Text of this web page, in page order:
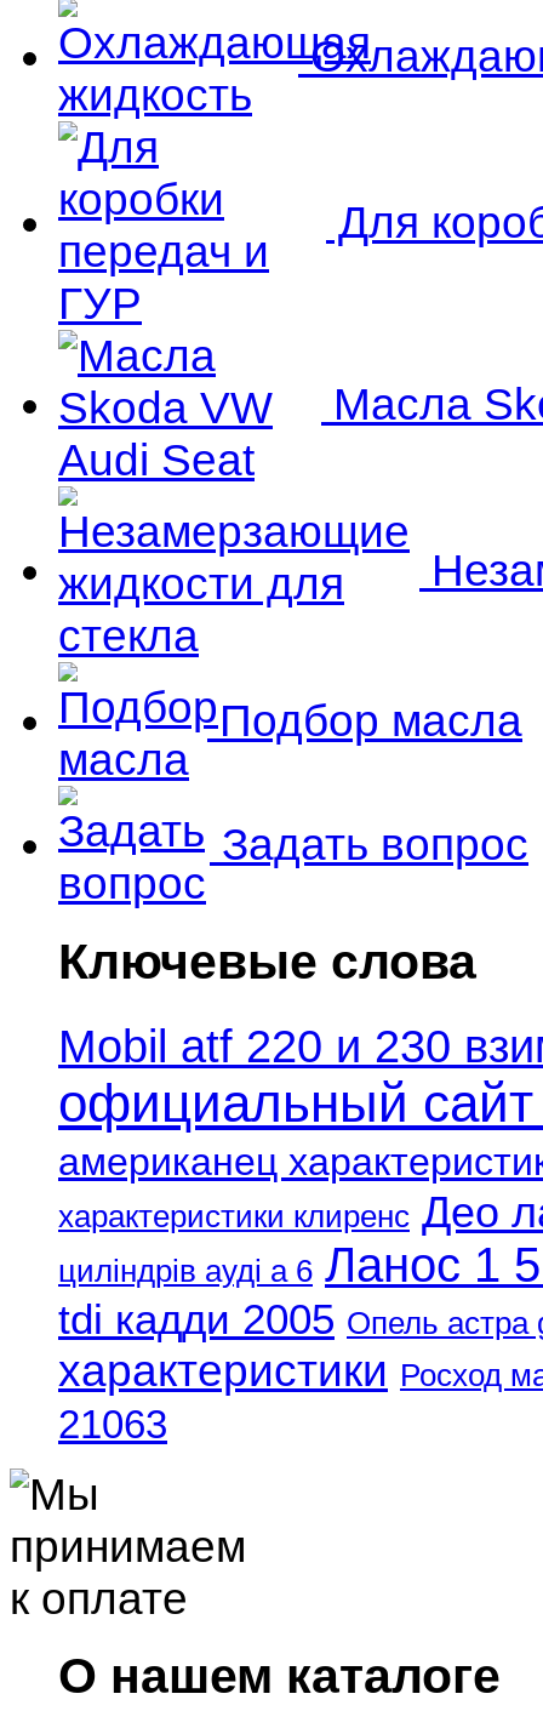
Для
Масла
Подбор масла
Задать вопрос
Ключевые слова
Mobil atf 220 и 230
официальный сайт
американец
характеристики клиренс Део
циліндрів ауді а 6 Ланос 1
tdi кадди 2005 Опель астра
характеристики Росход
21063
О нашем каталоге